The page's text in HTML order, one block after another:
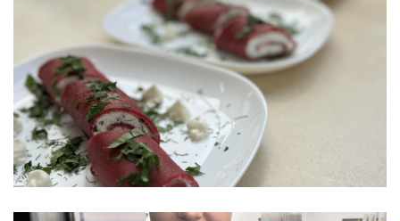
FLORISTAS
KONDITERIS
FLORISTO PADĖJĖJAS
RANKDARBIŲ GAMINTOJAS
DUONOS IR PYRAGO GAMINIŲ KEPĖJAS